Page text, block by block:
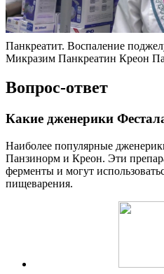
Панкреатит. Воспаление
Микразим Панкреатин Креон
Вопрос-ответ
Какие дженерики
Наиболее популярные
Панзинорм и Креон. Эти
ферменты и могут
пищеварения.